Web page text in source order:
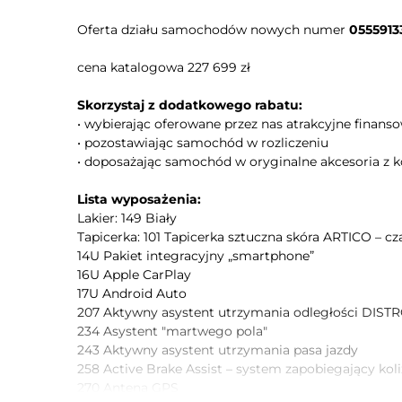
Kontrola odległości od poprzedzającego
Oświetlenie adaptacyjne
Czujnik zmierzchu
Światła do jazdy dziennej diodowe LED
Oświetlenie drogi do domu
System Start/Stop
Elektryczny hamulec postojowy
Blokada mechanizmu różnicowego
ESP
Asystent hamowania awaryjnego w mieście
Aktywny asystent hamowania awaryjnego
Poduszka powietrzna kierowcy
Poduszka kolan kierowcy
Oferta działu samochodów nowych numer
cena katalogowa 227 699 zł
Skorzystaj z dodatkowego rabatu:
• wybierając oferowane przez nas atrakcyjne
• pozostawiając samochód w rozliczeniu
• doposażając samochód w oryginalne akcesoria z
Lista wyposażenia:
Lakier: 149 Biały
Tapicerka: 101 Tapicerka sztuczna skóra ARTICO –
14U Pakiet integracyjny „smartphone”
16U Apple CarPlay
17U Android Auto
207 Aktywny asystent utrzymania odległości
234 Asystent "martwego pola"
243 Aktywny asystent utrzymania pasa jazdy
258 Active Brake Assist – system zapobiegający